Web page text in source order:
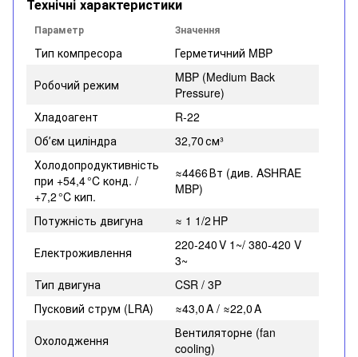
Технічні характеристики
Параметр Значення
Тип компресора
Герметичний MBP
Робочий режим
MBP (Medium Back
Pressure)
Хладоагент
R‑22
Обʼєм циліндра
32,70 см³
Холодопродуктивність
при +54,4 °C конд. /
+7,2 °C кип.
≈4466 Вт (див. ASHRAE
MBP)
Потужність двигуна
≈ 1 1/2 HP
Електроживлення
220‑240 V 1~/ 380-420 V
3~
Тип двигуна
CSR / 3P
Пусковий струм (LRA)
≈43,0 A / ≈22,0 A
Охолодження
Вентиляторне (fan
cooling)